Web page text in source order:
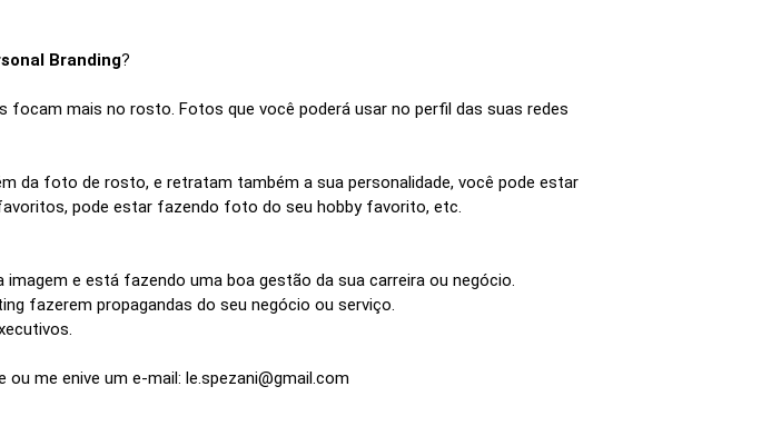
Branding?
mais no rosto. Fotos que você poderá usar no perfil das suas redes
da foto de rosto, e retratam também a sua personalidade, você pode estar
pode estar fazendo foto do seu hobby favorito, etc.
e está fazendo uma boa gestão da sua carreira ou negócio.
fazerem propagandas do seu negócio ou serviço.
me enive um e-mail: le.spezani@gmail.com